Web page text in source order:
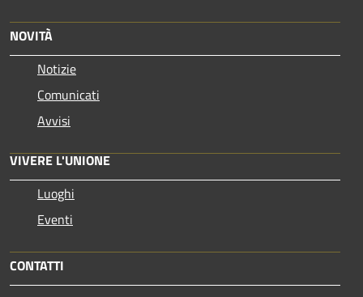
NOVITÀ
Notizie
Comunicati
Avvisi
VIVERE L'UNIONE
Luoghi
Eventi
CONTATTI